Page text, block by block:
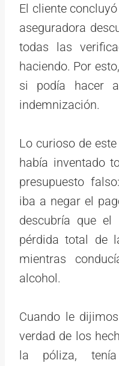
El cliente
aseguradora
todas las
haciendo. Por
si podía hacer
indemnización.
Lo curioso de
había inventado
presupuesto
iba a negar el
descubría que el
pérdida total de
mientras
alcohol.
Cuando le
verdad de los
la póliza,